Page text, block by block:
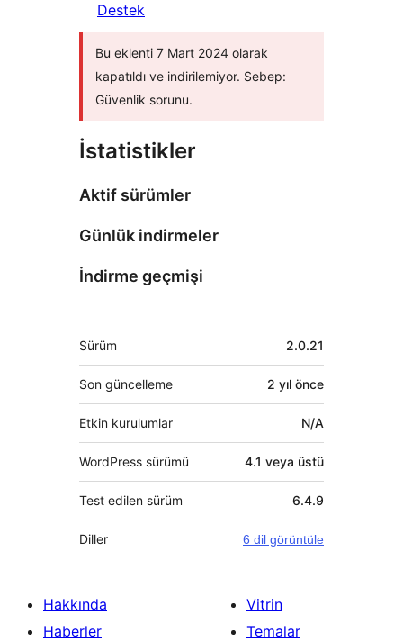
Destek
Bu eklenti 7 Mart 2024 olarak
kapatıldı ve indirilemiyor. Sebep:
Güvenlik sorunu.
İstatistikler
Aktif sürümler
Günlük indirmeler
İndirme geçmişi
Meta
Sürüm 2.0.21
Son güncelleme 2 yıl önce
Etkin kurulumlar N/A
WordPress sürümü 4.1 veya üstü
Test edilen sürüm 6.4.9
Diller 6 dil görüntüle
Hakkında
Haberler
Vitrin
Temalar